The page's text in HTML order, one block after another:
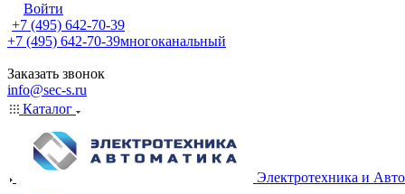
Войти
+7 (495) 642-70-39
+7 (495) 642-70-39многоканальный
Заказать звонок
info@sec-s.ru
Каталог
Электротехника и